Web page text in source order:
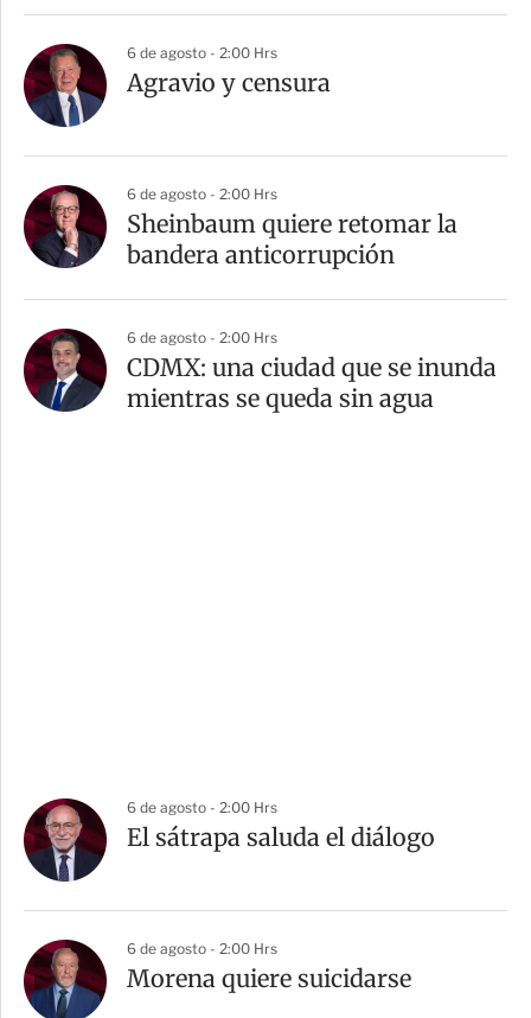
6 de agosto - 2:00 Hrs
Agravio y censura
6 de agosto - 2:00 Hrs
Sheinbaum quiere retomar la
bandera anticorrupción
6 de agosto - 2:00 Hrs
CDMX: una ciudad que se inunda
mientras se queda sin agua
6 de agosto - 2:00 Hrs
El sátrapa saluda el diálogo
6 de agosto - 2:00 Hrs
Morena quiere suicidarse